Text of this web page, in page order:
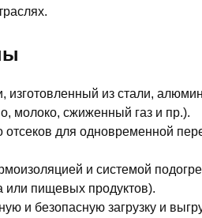
изготовленный из стали,
молоко, сжиженный газ и пр.).
для одновременной
и системой
или пищевых продуктов).
и безопасную загрузку и